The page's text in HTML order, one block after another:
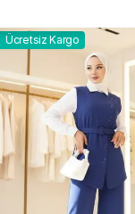
Ücretsiz Kargo